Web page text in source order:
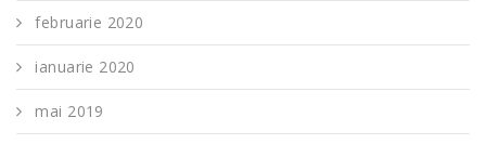
februarie 2020
ianuarie 2020
mai 2019